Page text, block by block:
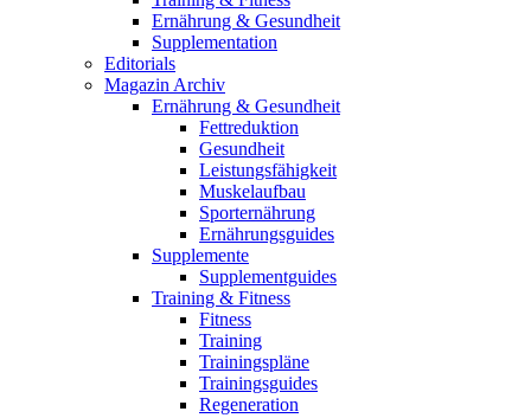
Ernährung & Gesundheit
Supplementation
Editorials
Magazin Archiv
Ernährung & Gesundheit
Fettreduktion
Gesundheit
Leistungsfähigkeit
Muskelaufbau
Sporternährung
Ernährungsguides
Supplemente
Supplementguides
Training & Fitness
Fitness
Training
Trainingspläne
Trainingsguides
Regeneration